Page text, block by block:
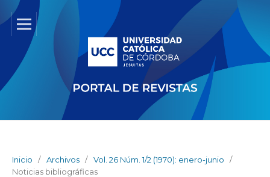
Inicio / Archivos / Vol. 26 Núm. 1/2 (1970): enero-junio
/
Noticias bibliográficas